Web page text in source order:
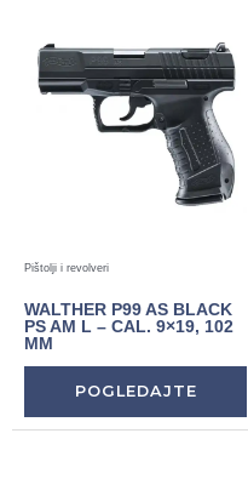
Pištolji i revolveri
WALTHER P99 AS BLACK
PS AM L – CAL. 9×19, 102
MM
POGLEDAJTE